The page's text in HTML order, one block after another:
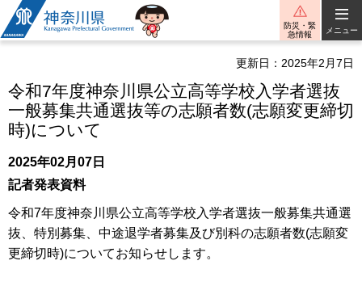
神奈川県
防災・緊
急情報
メニュー
更新日：2025年2月7日
令和7年度神奈川県公立高等学校入学者選抜
一般募集共通選抜等の志願者数(志願変更締切
時)について
2025年02月07日
記者発表資料
令和7年度神奈川県公立高等学校入学者選抜一般募集共通選
抜、特別募集、中途退学者募集及び別科の志願者数(志願変
更締切時)についてお知らせします。